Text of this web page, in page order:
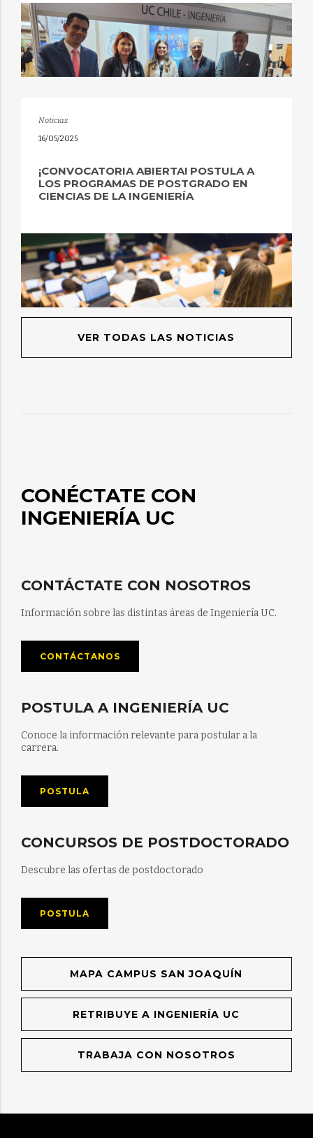
Noticias
16/05/2025
¡CONVOCATORIA ABIERTA! POSTULA A
LOS PROGRAMAS DE POSTGRADO EN
CIENCIAS DE LA INGENIERÍA
VER TODAS LAS NOTICIAS
CONÉCTATE CON
INGENIERÍA UC
CONTÁCTATE CON NOSOTROS
Información sobre las distintas áreas de Ingeniería UC.
CONTÁCTANOS
POSTULA A INGENIERÍA UC
Conoce la información relevante para postular a la
carrera.
POSTULA
CONCURSOS DE POSTDOCTORADO
Descubre las ofertas de postdoctorado
POSTULA
MAPA CAMPUS SAN JOAQUÍN
RETRIBUYE A INGENIERÍA UC
TRABAJA CON NOSOTROS